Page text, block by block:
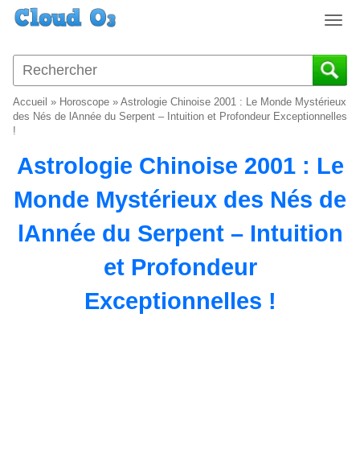
T
g
g
e
v
g
t
Accueil » Horoscope » Astrologie Chinoise 2001 : Le Monde Mystérieux
des Nés de lAnnée du Serpent – Intuition et Profondeur Exceptionnelles
!
Astrologie Chinoise 2001 : Le
Monde Mystérieux des Nés de
lAnnée du Serpent – Intuition
et Profondeur
Exceptionnelles !